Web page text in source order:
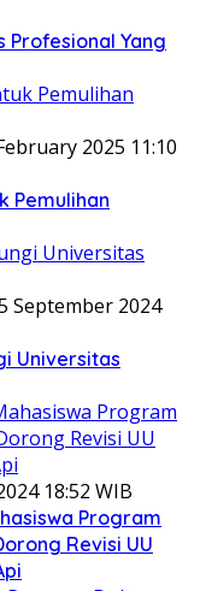
Profesional Yang
2025 11:10
Pemulihan
September 2024
Universitas
18:52 WIB
Program
Revisi UU